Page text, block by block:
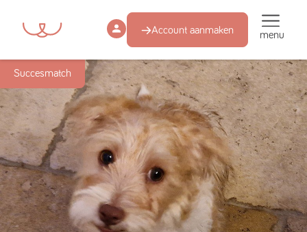
Account aanmaken menu
Succesmatch